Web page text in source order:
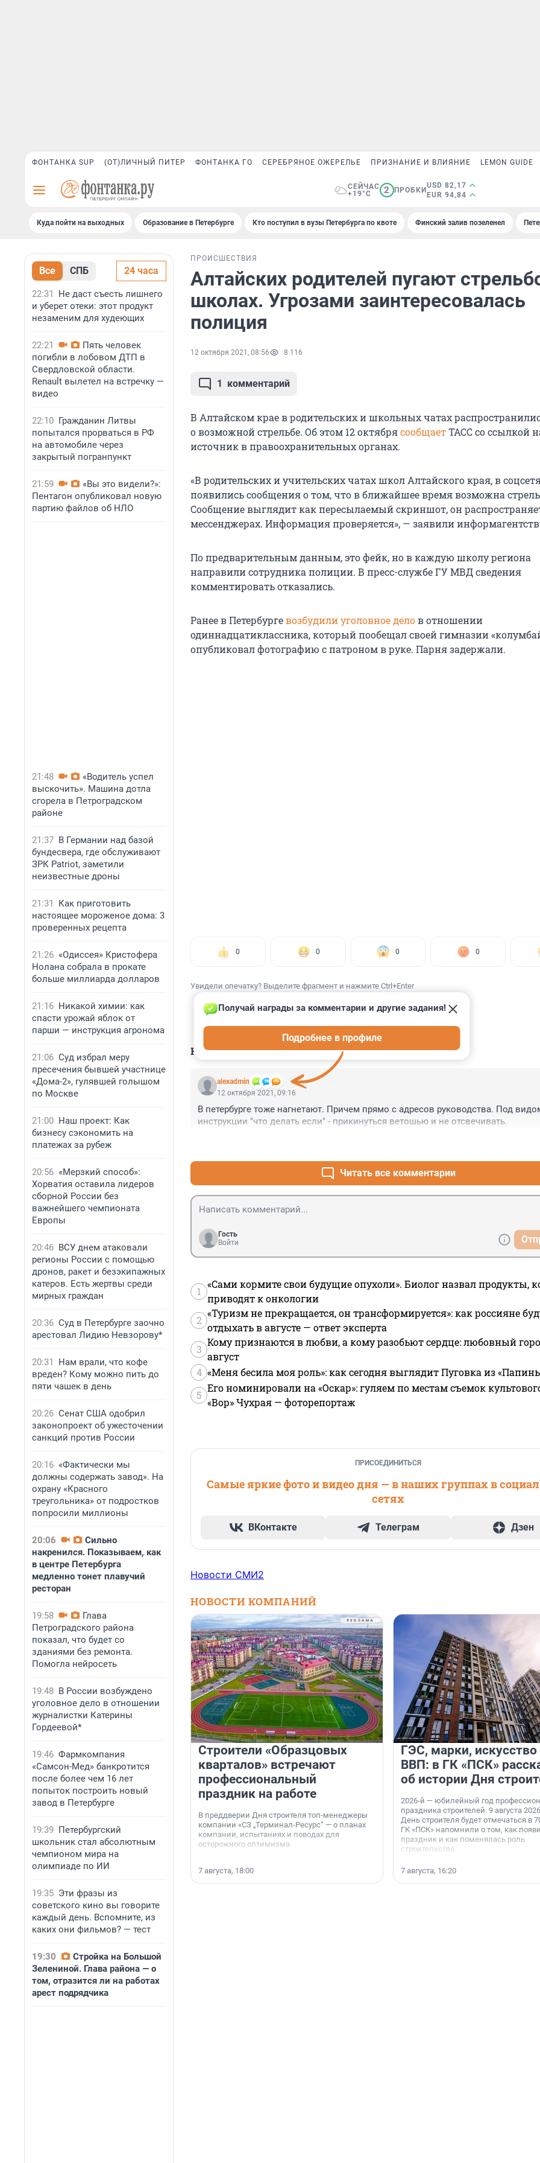
ФОНТАНКА SUP (ОТ)ЛИЧНЫЙ ПИТЕР ФОНТАНКА ГО СЕРЕБРЯНОЕ ОЖЕРЕЛЬЕ ПРИЗНАНИЕ И ВЛИЯНИЕ LEMON GUIDE
СЕЙЧАС
+19°C
2 ПРОБКИ
USD 82,17
EUR 94,84
Куда пойти на выходных Образование в Петербурге Кто поступил в вузы Петербурга по квоте Финский залив позеленел
Все СПБ 24 часа
22:31
Не даст съесть лишнего
и уберет отеки: этот продукт
незаменим для худеющих
22:21
Пять человек
погибли в лобовом ДТП в
Свердловской области.
Renault вылетел на встречку —
видео
22:10 Гражданин Литвы
попытался прорваться в РФ
на автомобиле через
закрытый погранпункт
21:59
«Вы это видели?»:
Пентагон опубликовал новую
партию файлов об НЛО
21:48
«Водитель успел
выскочить». Машина дотла
сгорела в Петроградском
районе
21:37 В Германии над базой
бундесвера, где обслуживают
ЗРК Patriot, заметили
неизвестные дроны
21:31
Как приготовить
настоящее мороженое дома: 3
проверенных рецепта
21:26 «Одиссея» Кристофера
Нолана собрала в прокате
больше миллиарда долларов
21:16 Никакой химии: как
спасти урожай яблок от
парши — инструкция агронома
21:06 Суд избрал меру
пресечения бывшей участнице
«Дома-2», гулявшей голышом
по Москве
21:00 Наш проект: Как
бизнесу сэкономить на
платежах за рубеж
20:56 «Мерзкий способ»:
Хорватия оставила лидеров
сборной России без
важнейшего чемпионата
Европы
20:46 ВСУ днем атаковали
регионы России с помощью
дронов, ракет и безэкипажных
катеров. Есть жертвы среди
мирных граждан
20:36 Суд в Петербурге заочно
арестовал Лидию Невзорову*
20:31
Нам врали, что кофе
вреден? Кому можно пить до
пяти чашек в день
20:26 Сенат США одобрил
законопроект об ужесточении
санкций против России
20:16 «Фактически мы
должны содержать завод». На
охрану «Красного
треугольника» от подростков
попросили миллионы
20:06
Сильно
накренился. Показываем, как
в центре Петербурга
медленно тонет плавучий
ресторан
19:58
Глава
Петроградского района
показал, что будет со
зданиями без ремонта.
Помогла нейросеть
19:48 В России возбуждено
уголовное дело в отношении
журналистки Катерины
Гордеевой*
19:46 Фармкомпания
«Самсон-Мед» банкротится
после более чем 16 лет
попыток построить новый
завод в Петербурге
19:39 Петербургский
школьник стал абсолютным
чемпионом мира на
олимпиаде по ИИ
19:35 Эти фразы из
советского кино вы говорите
каждый день. Вспомните, из
каких они фильмов? — тест
19:30
Стройка на Большой
Зелениной. Глава района — о
том, отразится ли на работах
арест подрядчика
ПРОИСШЕСТВИЯ
Алтайских родителей пугают
школах. Угрозами заинтересовалась
полиция
12 октября 2021, 08:56 8 116
1 комментарий
В Алтайском крае в родительских и школьных чатах
о возможной стрельбе. Об этом 12 октябрясообщаетТАСС со ссылкой
источник в правоохранительных органах.
«В родительских и учительских чатах школ Алтайского края, в
появились сообщения о том, что в ближайшее время возможна
Сообщение выглядит как пересылаемый скриншот, он
мессенджерах. Информация проверяется», — заявили
По предварительным данным, это фейк, но в каждую школу региона
направили сотрудника полиции. В пресс-службе ГУ МВД сведения
комментировать отказались.
Ранее в Петербургевозбудили уголовное делов отношении
одиннадцатиклассника, который пообещал своей гимназии
опубликовал фотографию с патроном в руке. Парня задержали.
0 0 0 0
Увидели опечатку? Выделите фрагмент и нажмите Ctrl+Enter
КОММЕНТАРИИ 1
alexadmin
Получай награды за комментарии и другие задания!
Подробнее в профиле
12 октября 2021, 09:16
В петербурге тоже нагнетают. Причем прямо с адресов руководства. Под
инструкции "что делать если" - прикинуться ветошью и не отсвечивать.
Читать все комментарии
Гость
Войти
1
«Сами кормите свои будущие опухоли». Биолог назвал продукты,
приводят к онкологии
2
«Туризм не прекращается, он трансформируется»: как россияне
отдыхать в августе — ответ эксперта
3
Кому признаются в любви, а кому разобьют сердце: любовный
август
4 «Меня бесила моя роль»: как сегодня выглядит Пуговка из
5
Его номинировали на «Оскар»: гуляем по местам съемок
«Вор» Чухрая — фоторепортаж
ПРИСОЕДИНИТЬСЯ
Самые яркие фото и видео дня — в наших группах в
сетях
ВКонтакте Телеграм Дзен
Новости СМИ2
НОВОСТИ КОМПАНИЙ
Строители «Образцовых
кварталов» встречают
профессиональный
праздник на работе
В преддверии Дня строителя топ-менеджеры
компании «СЗ „Терминал-Ресурс“ — о планах
компании, испытаниях и поводах для
осторожного оптимизма.
7 августа, 18:00
ГЭС, марки, искусство
ВВП: в ГК «ПСК»
об истории Дня
2026-й — юбилейный год
праздника строителей. 9 августа
День строителя будет отмечаться в
ГК «ПСК» напомнили о том, как
праздник и как поменялась роль
строительства.
7 августа, 16:20